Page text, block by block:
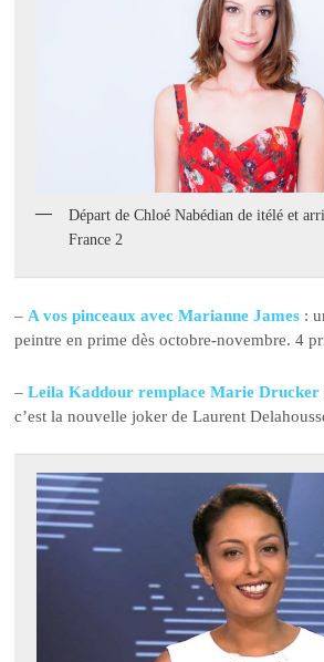
Départ de Chloé Nabédian de itélé et
France 2
– A vos pinceaux avec Marianne James :
peintre en prime dès octobre-novembre. 4
–Leila Kaddour remplace Marie Drucker
c’est la nouvelle joker de Laurent